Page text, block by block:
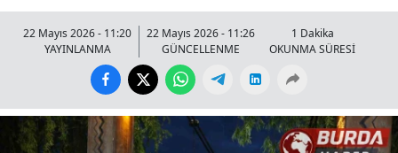
22 Mayıs 2026 - 11:20
YAYINLANMA
22 Mayıs 2026 - 11:26
GÜNCELLENME
1 Dakika
OKUNMA SÜRESİ